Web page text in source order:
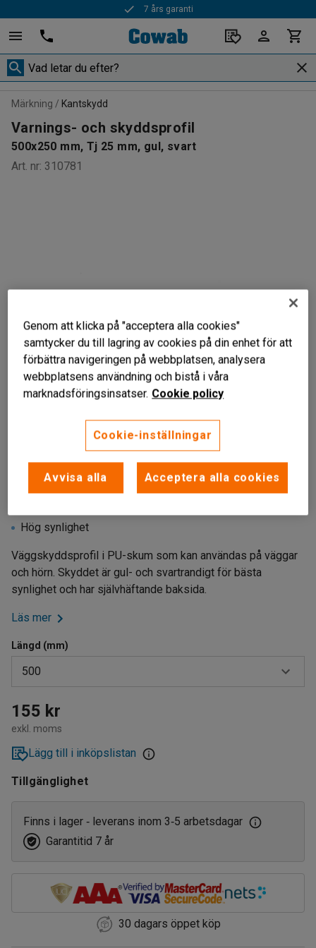
7 års garanti
Märkning Kantskydd
Varnings- och skyddsprofil
500x250 mm, Tj 25 mm, gul, svart
Art. nr: 310781
PU-skum
Hög synlighet
Väggskyddsprofil i PU-skum som kan användas på väggar
och hörn. Skyddet är gul- och svartrandigt för bästa
synlighet och har självhäftande baksida.
Läs mer
Längd (mm)
500
500
1200
155 kr
exkl. moms
Lägg till i inköpslistan
Tillgänglighet
Finns i lager ‑ leverans inom 3‑5 arbetsdagar
Garantitid 7 år
30 dagars öppet köp
Genom att klicka på "acceptera alla cookies"
samtycker du till lagring av cookies på din enhet för att
förbättra navigeringen på webbplatsen, analysera
webbplatsens användning och bistå i våra
marknadsföringsinsatser. Cookie policy
Cookie-inställningar
Avvisa alla Acceptera alla cookies